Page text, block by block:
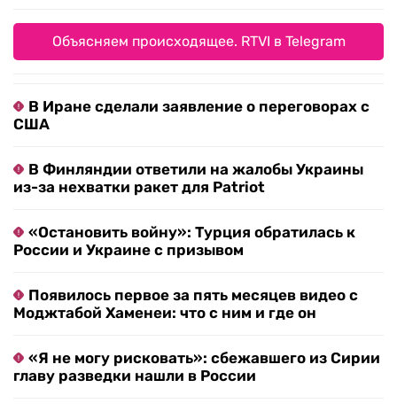
Объясняем происходящее. RTVI в Telegram
В Иране сделали заявление о переговорах с
США
В Финляндии ответили на жалобы Украины
из-за нехватки ракет для Patriot
«Остановить войну»: Турция обратилась к
России и Украине с призывом
Появилось первое за пять месяцев видео с
Моджтабой Хаменеи: что с ним и где он
«Я не могу рисковать»: сбежавшего из Сирии
главу разведки нашли в России